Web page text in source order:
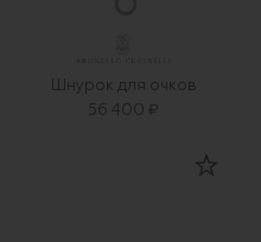
Шнурок для очков
56 400 ₽